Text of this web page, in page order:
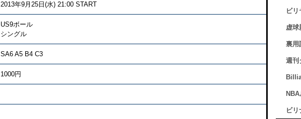
2013年9月25日(水) 21:00 START
US9ボール
シングル
SA6 A5 B4 C3
1000円
ビ
虚球
裏用
週刊
ビリ